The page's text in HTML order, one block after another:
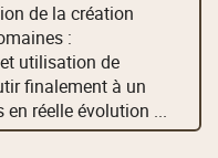
de la création
:
utilisation de
finalement à un
réelle évolution ...